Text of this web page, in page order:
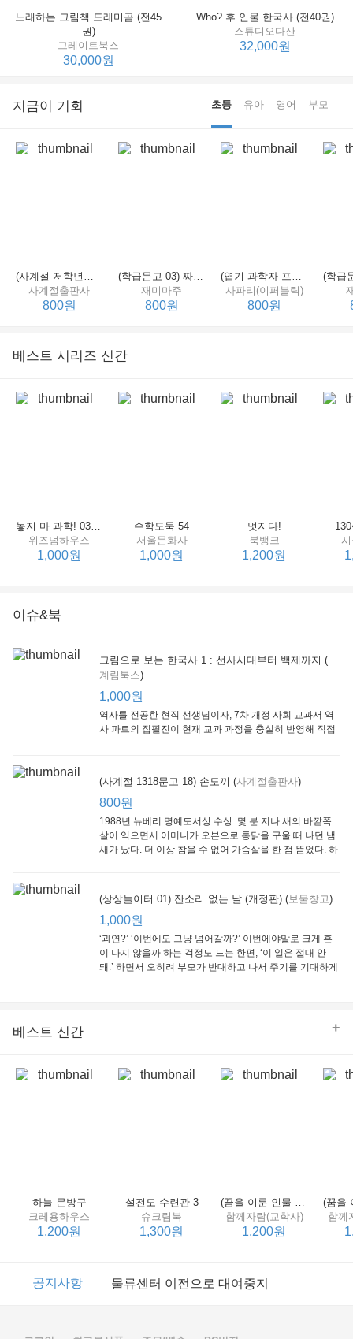
노래하는 그림책 도레미곰 (전45
권)
그레이트북스
30,000원
Who? 후 인물 한국사 (전40권)
스튜디오다산
32,000원
지금이 기회 초등 유아 영어 부모
(사계절 저학년문고 21) 선생님은 모르는 게 너무 많아
사계절출판사
800원
(학급문고 03) 짜장 짬뽕 탕수육
재미마주
800원
(엽기 과학자 프래니 01) 도시락 괴물이 나타났다
사파리(이퍼블릭)
800원
Little, Brown
1,000원
큰솔(토토북)
동아일보사
베스트 시리즈 신간
놓지 마 과학! 03 : 정신이 공룡에 정신 놓다
위즈덤하우스
1,000원
수학도둑 54
서울문화사
1,000원
멋지다!
북뱅크
1,200원
이슈&북
그림으로 보는 한국사 1 : 선사시대부터 백제까지 (
계림북스)
1,000원
역사를 전공한 현직 선생님이자, 7차 개정 사회 교과서 역
사 파트의 집필진이 현재 교과 과정을 충실히 반영해 직접
(사계절 1318문고 18) 손도끼 (사계절출판사)
800원
1988년 뉴베리 명예도서상 수상. 몇 분 지나 새의 바깥쪽
살이 익으면서 어머니가 오븐으로 통닭을 구울 때 나던 냄
새가 났다. 더 이상 참을 수 없어 가슴살을 한 점 뜯었다. 하
(상상놀이터 01) 잔소리 없는 날 (개정판) (보물창고)
1,000원
‘과연?’ ‘이번에도 그냥 넘어갈까?’ 이번에야말로 크게 혼
이 나지 않을까 하는 걱정도 드는 한편, ‘이 일은 절대 안
돼.’ 하면서 오히려 부모가 반대하고 나서 주기를 기대하게
베스트 신간 +
하늘 문방구
크레용하우스
1,200원
설전도 수련관 3
슈크림북
1,300원
(꿈을 이룬 인물 탐구 2) 제인 구달
함께자람(교학사)
1,200원
함께
이벤트 2017년 리브피아 여름방학 참고서 이벤트
공지사항 물류센터 이전으로 대여중지